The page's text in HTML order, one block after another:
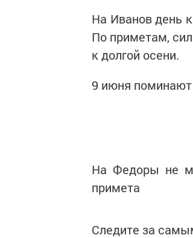
На Иванов день
По приметам,
к долгой осени.
9 июня
На Федоры не
примета
Следите за